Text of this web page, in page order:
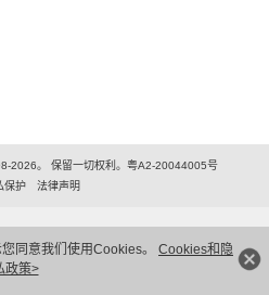
同意我们使用Cookies。 Cookies和隐
政策>
2026。 保留一切权利。粤A2-20044005号
保护
法律声明